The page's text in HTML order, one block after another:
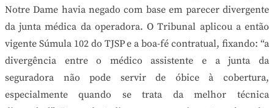
Notre Dame havia negado com base em parecer divergente
da junta médica da operadora. O Tribunal aplicou a então
vigente Súmula 102 do TJSP e a boa-fé contratual, fixando: “a
divergência entre o médico assistente e a junta da
seguradora não pode servir de óbice à cobertura,
especialmente quando se trata da melhor técnica